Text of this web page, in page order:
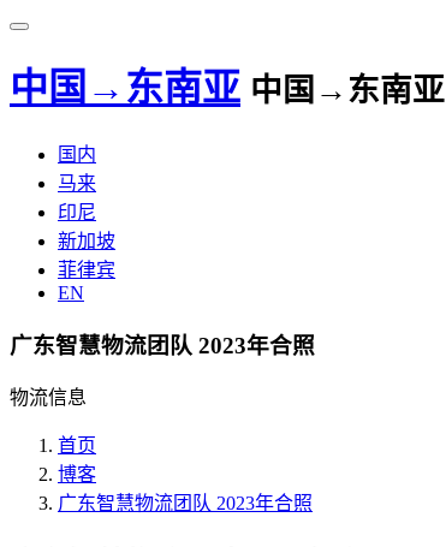
中国→东南亚 中国→东南亚
国内
马来
印尼
新加坡
菲律宾
EN
广东智慧物流团队 2023年合照
物流信息
首页
博客
广东智慧物流团队 2023年合照